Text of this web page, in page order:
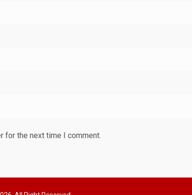
for the next time I comment.